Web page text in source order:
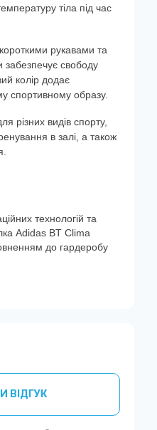
тіла під час
рукавами та
забезпечує свободу
колір додає
спортивному образу.
різних видів спорту,
в залі, а також
технологій та
Adidas BT Clima
до гардеробу
ВІДГУК